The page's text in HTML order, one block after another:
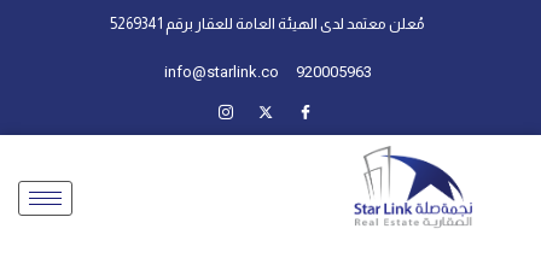
مُعلن معتمد لدى الهيئة العامة للعقار برقم 5269341
920005963
info@starlink.co